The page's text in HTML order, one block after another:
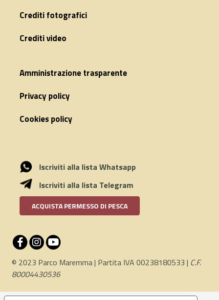
Crediti fotografici
Crediti video
Amministrazione trasparente
Privacy policy
Cookies policy
Iscriviti alla lista Whatsapp
Iscriviti alla lista Telegram
ACQUISTA PERMESSO DI PESCA
© 2023 Parco Maremma | Partita IVA 00238180533 | C.F.
80004430536